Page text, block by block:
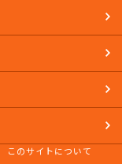
このサイトについて